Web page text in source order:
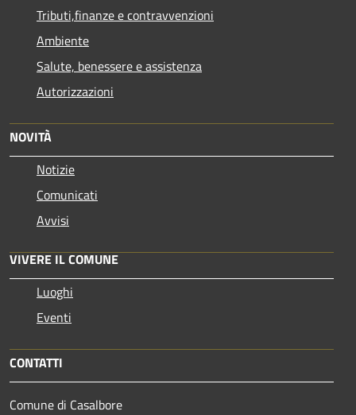
Tributi,finanze e contravvenzioni
Ambiente
Salute, benessere e assistenza
Autorizzazioni
NOVITÀ
Notizie
Comunicati
Avvisi
VIVERE IL COMUNE
Luoghi
Eventi
CONTATTI
Comune di Casalbore